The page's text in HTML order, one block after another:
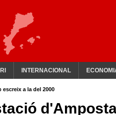
INTERNACIONAL
a la del 2000